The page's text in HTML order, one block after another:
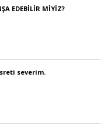
EDEBİLİR MİYİZ?
severim.